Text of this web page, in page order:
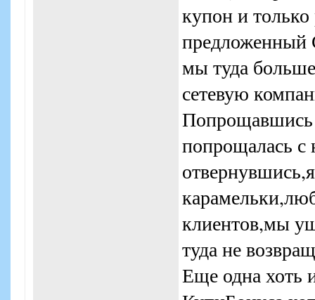
купон и
предложенный
мы туда
сетевую
Попрощавшись
попрощалась с
клиентов,мы
туда не
Еще одна хоть